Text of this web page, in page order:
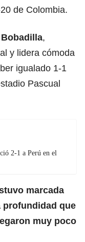
de Colombia.
Bobadilla,
y lidera cómoda
igualado 1-1
Pascual
2-1 a Perú en el
marcada
profundidad que
muy poco